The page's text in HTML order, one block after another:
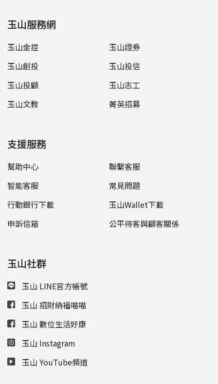
玉山服務網
玉山金控
玉山證券
玉山創投
玉山投信
玉山投顧
玉山志工
玉山文教
菁英招募
支援服務
幫助中心
聯繫客服
智能客服
常見問題
行動銀行下載
玉山Wallet下載
申訴信箱
公平待客與顧客關係
玉山社群
玉山 LINE官方帳號
玉山 招財納福喵喵
玉山 數位生活好康
玉山 Instagram
玉山 YouTube頻道